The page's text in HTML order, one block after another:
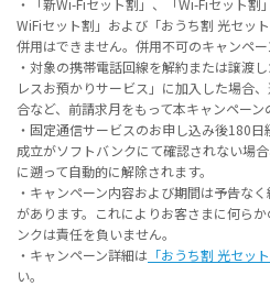
WiFiセット割」および「おうち割 光セッ
併用はできません。併用不可のキャンペー
・対象の携帯電話回線を解約または譲渡
レスお預かりサービス」に加入した場合
合など、前請求月をもって本キャンペーン
・固定通信サービスのお申し込み後180
成立がソフトバンクにて確認されない場
に遡って自動的に解除されます。
・キャンペーン内容および期間は予告な
があります。これによりお客さまに何ら
ンクは責任を負いません。
・キャンペーン詳細は 「おうち割 光セッ
い。